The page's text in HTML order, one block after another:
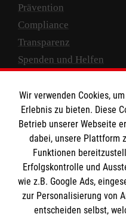
Prävention
Compliance
Transparenz
Spenden und Helfen
Empfänger: Malteser
IBAN: DE10 3706 0120
BIC: GENODED 1PA7
Wir verwenden Cookies,
Erlebnis zu bieten. Diese
Betrieb unserer Webseite
dabei, unsere Plattform
Funktionen
Erfolgskontrolle und
wie z.B. Google Ads,
zur Personalisierung von
entscheiden selbst,